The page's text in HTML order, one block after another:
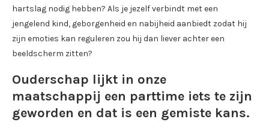
hartslag nodig hebben? Als je jezelf verbindt met een
jengelend kind, geborgenheid en nabijheid aanbiedt zodat hij
zijn emoties kan reguleren zou hij dan liever achter een
beeldscherm zitten?
Ouderschap lijkt in onze
maatschappij een parttime iets te zijn
geworden en dat is een gemiste kans.